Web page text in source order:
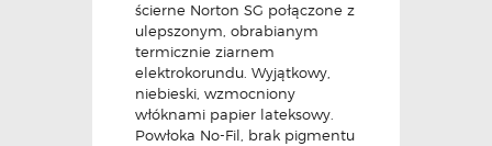
ścierne Norton SG połączone z
ulepszonym, obrabianym
termicznie ziarnem
elektrokorundu. Wyjątkowy,
niebieski, wzmocniony
włóknami papier lateksowy.
Powłoka No-Fil, brak pigmentu